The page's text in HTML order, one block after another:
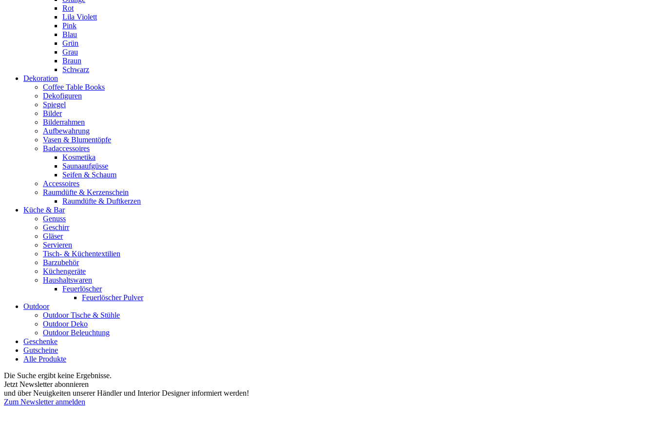
Rot
Lila Violett
Pink
Blau
Grün
Grau
Braun
Schwarz
Dekoration
Coffee Table Books
Dekofiguren
Spiegel
Bilder
Bilderrahmen
Aufbewahrung
Vasen & Blumentöpfe
Badaccessoires
Kosmetika
Saunaaufgüsse
Seifen & Schaum
Accessoires
Raumdüfte & Kerzenschein
Raumdüfte & Duftkerzen
Küche & Bar
Genuss
Geschirr
Gläser
Servieren
Tisch- & Küchentextilien
Barzubehör
Küchengeräte
Haushaltswaren
Feuerlöscher
Feuerlöscher Pulver
Outdoor
Outdoor Tische & Stühle
Outdoor Deko
Outdoor Beleuchtung
Geschenke
Gutscheine
Alle Produkte
Die Suche ergibt keine Ergebnisse.
Jetzt Newsletter abonnieren
und über Neuigkeiten unserer Händler und Interior Designer informiert werden!
Zum Newsletter anmelden